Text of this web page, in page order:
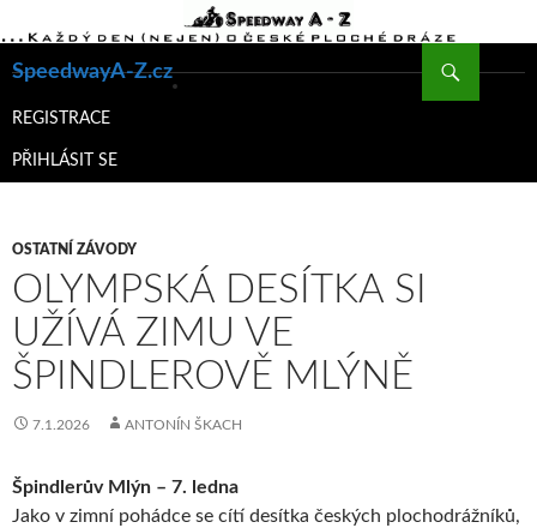
SpeedwayA-Z.cz
K
WEBU
REGISTRACE
PŘIHLÁSIT SE
OSTATNÍ ZÁVODY
OLYMPSKÁ DESÍTKA SI
UŽÍVÁ ZIMU VE
ŠPINDLEROVĚ MLÝNĚ
7.1.2026 ANTONÍN ŠKACH
Špindlerův Mlýn – 7. ledna
Jako v zimní pohádce se cítí desítka českých plochodrážníků,